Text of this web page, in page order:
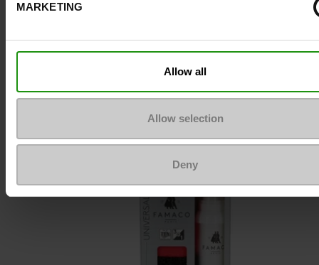
MARKETING
Allow all
Allow selection
Deny
Om ze zo goed als nieuw te houden